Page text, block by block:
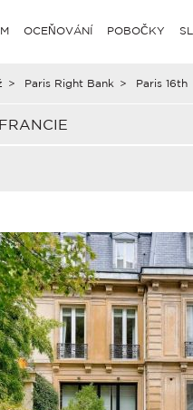
OCEŇOVÁNÍ POBOČKY
> Paris Right Bank > Paris 16th